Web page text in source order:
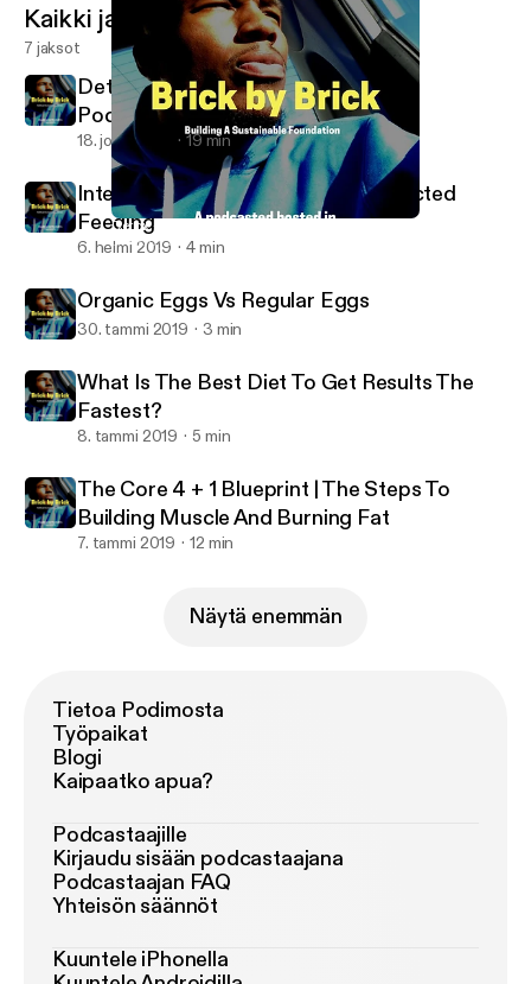
Detox - Day 1 of 7, My Mission With Podcasting
Brick By Brick
Kaikki jaksot
7 jaksot
Detox - Day 1 of 7, My Mission With
Podcasting
18. joulu 2019 19 min
Intermittent Fasting Vs. Time Restricted
Feeding
6. helmi 2019 4 min
Organic Eggs Vs Regular Eggs
30. tammi 2019 3 min
What Is The Best Diet To Get Results The
Fastest?
8. tammi 2019 5 min
The Core 4 + 1 Blueprint | The Steps To
Building Muscle And Burning Fat
7. tammi 2019 12 min
Näytä enemmän
Tietoa Podimosta
Työpaikat
Blogi
Kaipaatko apua?
Podcastaajille
Kirjaudu sisään podcastaajana
Podcastaajan FAQ
Yhteisön säännöt
Kuuntele iPhonella